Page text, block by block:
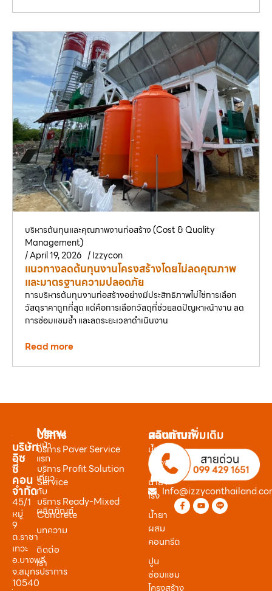
บริหารต้นทุนและคุณภาพงานก่อสร้าง (Cost & Quality
Management)
/April 19, 2026 /Izzycon
แนวทางลดต้นทุนงานโครงสร้างโดยไม่ลดคุณภาพ
และมาตรฐานความปลอดภัย
การบริหารต้นทุนงานก่อสร้างอย่างมีประสิทธิภาพไม่ใช่การเลือก
วัสดุราคาถูกที่สุด แต่คือการเลือกวัสดุที่ช่วยลดปัญหาหน้างาน ลด
การซ่อมแซมซ้ำ และลดระยะเวลาดำเนินงาน
Read more
บริษัท
อิซ
ซี่
คอน
จำกัด
45/1
หมู่
9
ต.ราชา
เทวะ
อ.บางพลี
จ.สมุทรปราการ
10540
Menu
หน้า
แรก
เกี่ยว
กับ
ผลิตภัณฑ์
บทความ
ติดต่อ
เรา
บริการ
บริการ Paver Service
บริการ Profit Solution
Service
บริการ Ready-Mixed
Concrete
ผลิตภัณฑ์
น้ำยา
หน่วง
น้ำยา
เร่ง
น้ำยา
ผสม
คอนกรีต
ปูน
ซ่อมแซม
โครงสร้าง
สอบถามเพิ่มเติม